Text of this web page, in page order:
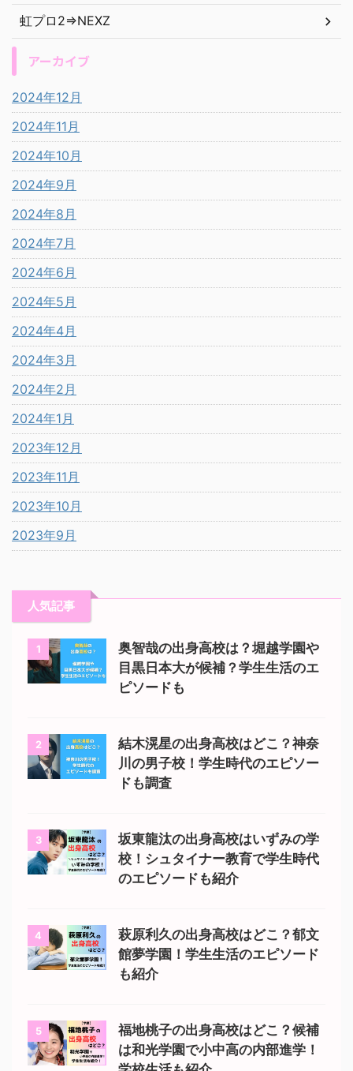
虹プロ2⇒NEXZ
アーカイブ
2024年12月
2024年11月
2024年10月
2024年9月
2024年8月
2024年7月
2024年6月
2024年5月
2024年4月
2024年3月
2024年2月
2024年1月
2023年12月
2023年11月
2023年10月
2023年9月
人気記事
1
奥智哉の出身高校は？堀越学園や
目黒日本大が候補？学生生活のエ
ピソードも
2
結木滉星の出身高校はどこ？神奈
川の男子校！学生時代のエピソー
ドも調査
3
坂東龍汰の出身高校はいずみの学
校！シュタイナー教育で学生時代
のエピソードも紹介
4
萩原利久の出身高校はどこ？郁文
館夢学園！学生生活のエピソード
も紹介
5
福地桃子の出身高校はどこ？候補
は和光学園で小中高の内部進学！